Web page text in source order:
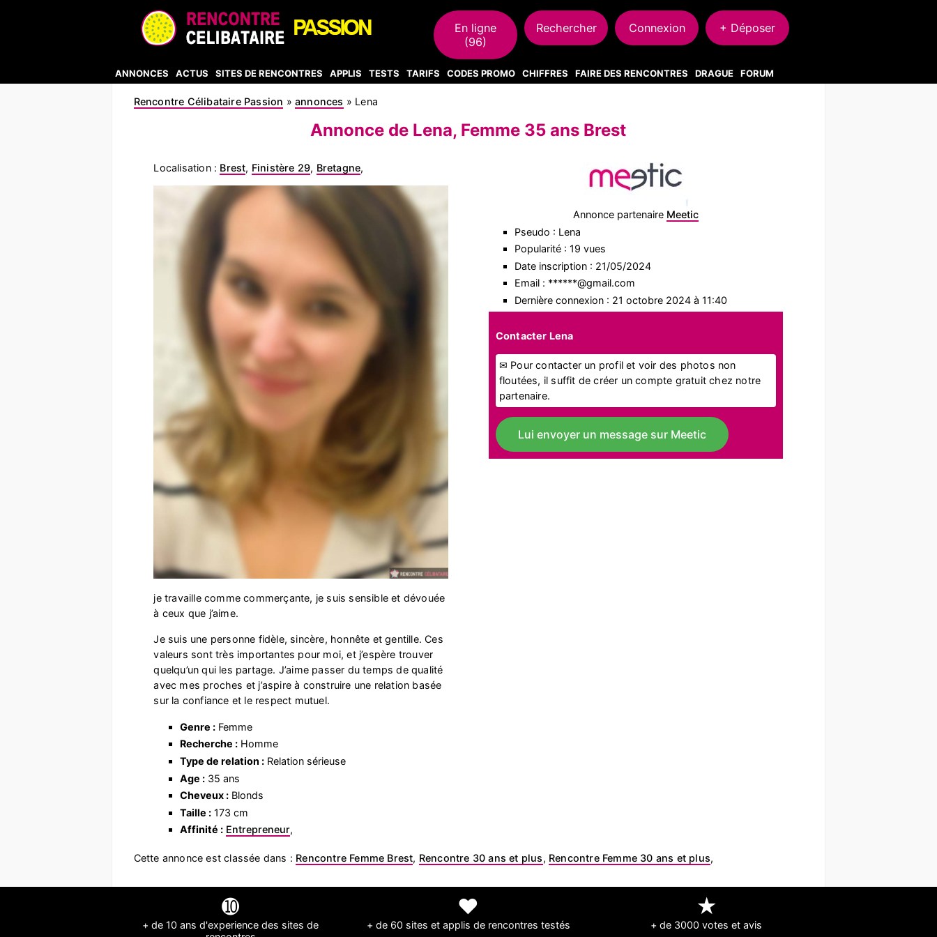
En ligne
(96)
Rechercher Connexion + Déposer
ANNONCES ACTUS SITES DE RENCONTRES APPLIS TESTS TARIFS CODES PROMO CHIFFRES FAIRE DES RENCONTRES DRAGUE FORUM
Rencontre Célibataire Passion »annonces » Lena
Annonce de Lena, Femme 35 ans Brest
Localisation : Brest, Finistère 29, Bretagne,
je travaille comme commerçante, je suis sensible et dévouée
à ceux que j’aime.
Je suis une personne fidèle, sincère, honnête et gentille. Ces
valeurs sont très importantes pour moi, et j’espère trouver
quelqu’un qui les partage. J’aime passer du temps de qualité
avec mes proches et j’aspire à construire une relation basée
sur la confiance et le respect mutuel.
Genre :Femme
Recherche :Homme
Type de relation :Relation sérieuse
Age :35 ans
Cheveux :Blonds
Taille :173 cm
Affinité : Entrepreneur,
Annonce partenaire Meetic
Pseudo : Lena
Popularité : 19 vues
Date inscription : 21/05/2024
Email : ******@gmail.com
Dernière connexion : 21 octobre 2024 à 11:40
Contacter Lena
✉ Pour contacter un profil et voir des photos non
floutées, il suffit de créer un compte gratuit chez notre
partenaire.
Lui envoyer un message sur Meetic
Cette annonce est classée dans : Rencontre Femme Brest, Rencontre 30 ans et plus, Rencontre Femme 30 ans et plus,
➓
+ de 10 ans d'experience des sites de
❤
+ de 60 sites et applis de rencontres testés
★
+ de 3000 votes et avis